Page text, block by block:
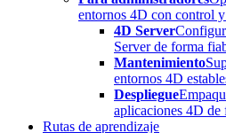
entornos 4D con control
4D Server
Server de forma
Mantenimiento
entornos 4D
Despliegue
aplicaciones 4D de
Rutas de aprendizaje